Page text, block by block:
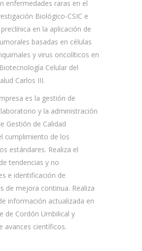
enfermedades raras en el
Biológico-CSIC e
en la aplicación de
basadas en células
y virus oncolíticos en
Celular del
Carlos III.
es la gestión de
y la administración
Gestión de Calidad
cumplimiento de los
estándares. Realiza el
tendencias y no
e identificación de
de mejora continua. Realiza
información actualizada en
de Cordón Umbilical y
avances científicos.